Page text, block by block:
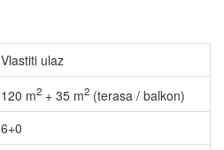
Vlastiti ulaz
120 m2 + 35 m2 (terasa / balkon)
6+0